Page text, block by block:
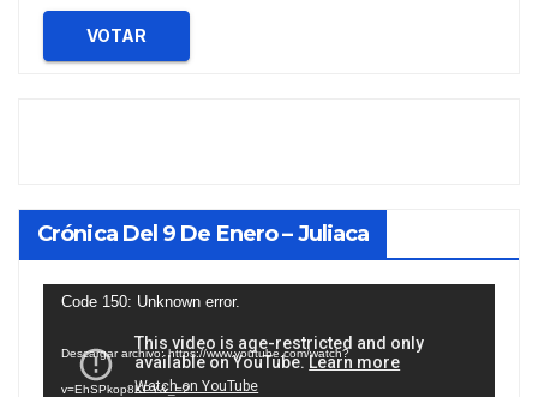
VOTAR
Crónica Del 9 De Enero – Juliaca
Reproductor
vídeo
Code 150: Unknown error.
Descargar archivo: https://www.youtube.com/watch?
v=EhSPkop8KPY&_=2